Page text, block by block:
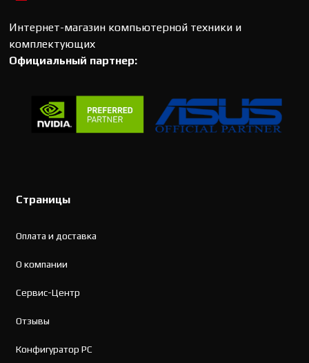
Интернет-магазин компьютерной техники и
комплектующих
Официальный партнер:
Страницы
Оплата и доставка
О компании
Сервис-Центр
Отзывы
Конфигуратор PC